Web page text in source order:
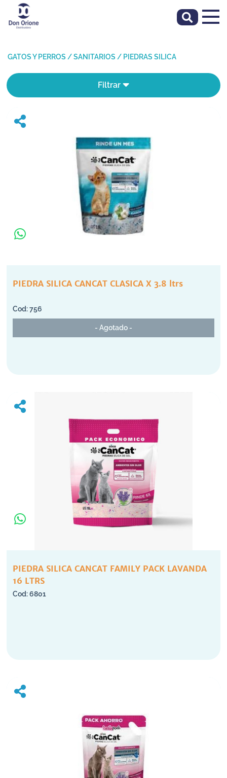
GATOS Y PERROS /SANITARIOS / PIEDRAS SILICA
Filtrar
PIEDRA SILICA CANCAT CLASICA X 3.8 ltrs
756
- Agotado -
PIEDRA SILICA CANCAT FAMILY PACK LAVANDA
16 LTRS
6801